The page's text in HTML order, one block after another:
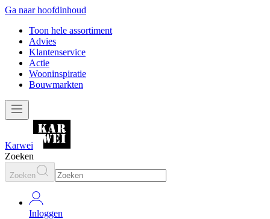
Ga naar hoofdinhoud
Toon hele assortiment
Advies
Klantenservice
Actie
Wooninspiratie
Bouwmarkten
Karwei
Zoeken
Zoeken
Inloggen